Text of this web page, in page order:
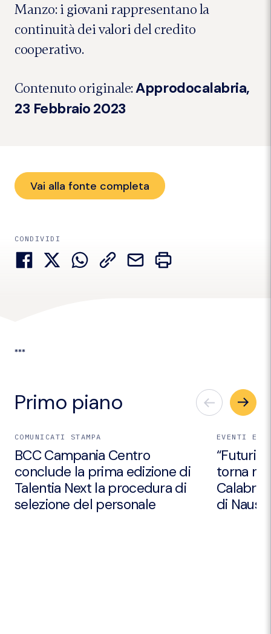
Manzo: i giovani rappresentano la
continuità dei valori del credito
cooperativo.
Contenuto originale:Approdocalabria,
23 Febbraio 2023
Vai alla fonte completa
CONDIVIDI
***
Primo piano
COMUNICATI STAMPA
BCC Campania Centro
conclude la prima edizione di
Talentia Next la procedura di
selezione del personale
EVENTI E
“Futuri
torna
Calabria
di